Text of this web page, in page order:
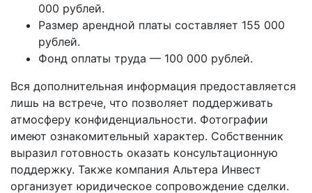
000 рублей.
Размер арендной платы составляет 155 000
рублей.
Фонд оплаты труда — 100 000 рублей.
Вся дополнительная информация предоставляется
лишь на встрече, что позволяет поддерживать
атмосферу конфиденциальности. Фотографии
имеют ознакомительный характер. Собственник
выразил готовность оказать консультационную
поддержку. Также компания Альтера Инвест
организует юридическое сопровождение сделки.